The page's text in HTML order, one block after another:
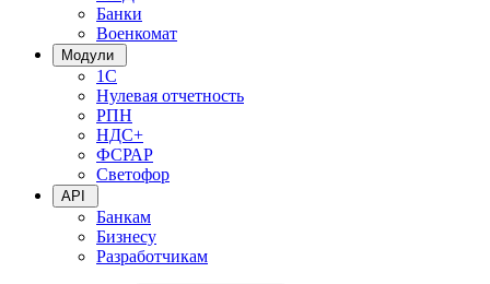
Банки
Военкомат
Модули
1С
Нулевая отчетность
РПН
НДС+
ФСРАР
Светофор
API
Банкам
Бизнесу
Разработчикам